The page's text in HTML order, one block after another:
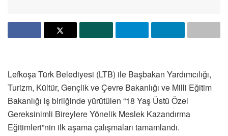
Lefkoşa Türk Belediyesi (LTB) ile Başbakan Yardımcılığı,
Turizm, Kültür, Gençlik ve Çevre Bakanlığı ve Milli Eğitim
Bakanlığı iş birliğinde yürütülen “18 Yaş Üstü Özel
Gereksinimli Bireylere Yönelik Meslek Kazandırma
Eğitimleri”nin ilk aşama çalışmaları tamamlandı.